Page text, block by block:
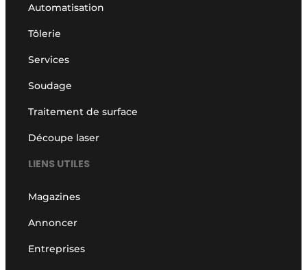
Automatisation
Tôlerie
Services
Soudage
Traitement de surface
Découpe laser
LIENS UTILES
Magazines
Annoncer
Entreprises